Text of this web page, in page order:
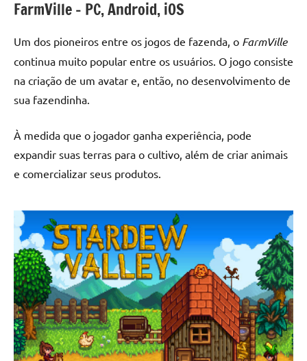
FarmVille – PC, Android, iOS
Um dos pioneiros entre os jogos de fazenda, o FarmVille
continua muito popular entre os usuários. O jogo consiste
na criação de um avatar e, então, no desenvolvimento de
sua fazendinha.
À medida que o jogador ganha experiência, pode
expandir suas terras para o cultivo, além de criar animais
e comercializar seus produtos.